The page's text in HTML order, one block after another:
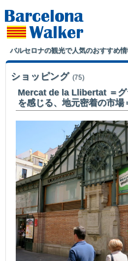
バルセロナの観光で人気のおすすめ情
ショッピング (75)
Mercat de la Llibertat ＝グ
を感じる、地元密着の市場